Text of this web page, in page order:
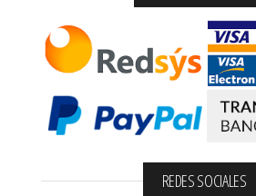
REDES SOCIALES